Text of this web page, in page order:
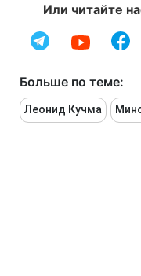
Или читайте
Больше по теме:
Леонид Кучма